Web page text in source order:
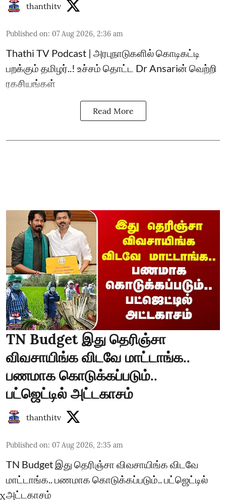
thanthitv
Published on: 07 Aug 2026, 2:36 am
Thathi TV Podcast | அரபுநாடுகளில் கொடிகட்டி
பறக்கும் தமிழர்..! உச்சம் தொட்ட Dr Ansariன் வெற்றி
ரகசியங்கள்
Read More
TN Budget இது தெரிஞ்சா
விவசாயிங்க விடவே மாட்டாங்க..
பணமாக கொடுக்கப்படும்..
பட்ஜெட்டில் அட்டகாசம்
thanthitv
Published on: 07 Aug 2026, 2:35 am
TN Budget இது தெரிஞ்சா விவசாயிங்க விடவே
மாட்டாங்க.. பணமாக கொடுக்கப்படும்.. பட்ஜெட்டில்
அட்டகாசம்
X